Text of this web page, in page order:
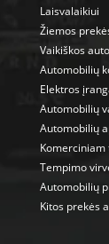
Laisvalaikiui
Žiemos
Vaikiškos
Automobilių
Elektros
Automobilių
Automobilių
Tempimo
Automobilių
Kitos prekės